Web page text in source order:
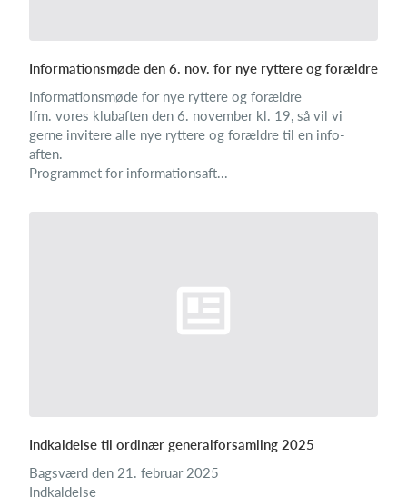
Informationsmøde den 6. nov. for nye ryttere og forældre
Informationsmøde for nye ryttere og forældre
Ifm. vores klubaften den 6. november kl. 19, så vil vi
gerne invitere alle nye ryttere og forældre til en info-
aften.
Programmet for informationsaft...
Indkaldelse til ordinær generalforsamling 2025
Bagsværd den 21. februar 2025
Indkaldelse